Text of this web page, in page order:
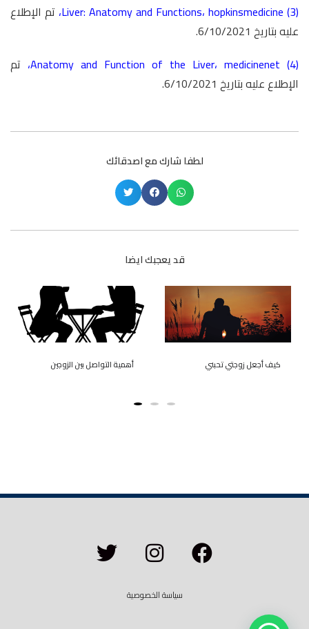
(3)
Liver: Anatomy and Functions، hopkinsmedicine ، تم الإطلاع
عليه بتاريخ 6/10/2021.
(4)
Anatomy and Function of the Liver، medicinenet ، تم
الإطلاع عليه بتاريخ 6/10/2021.
لطفا شارك مع اصدقائك
قد يعجبك ايضا
كيف أجعل زوجتي تحبني أهمية التواصل بين الزوجين
سياسة الخصوصية